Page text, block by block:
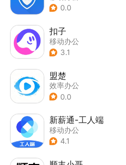
0.0
扣子
移动办公
3.1
盟楚
效率办公
0.0
新薪通-工人端
移动办公
4.1